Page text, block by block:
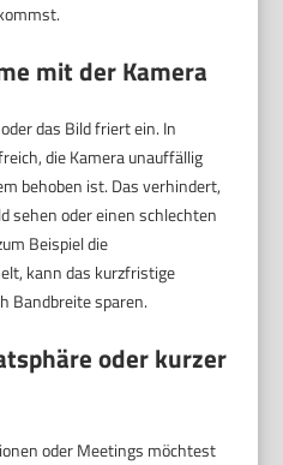
mit der Kamera
das Bild friert ein. In
die Kamera unauffällig
behoben ist. Das verhindert,
sehen oder einen schlechten
Beispiel die
kann das kurzfristige
Bandbreite sparen.
oder kurzer
oder Meetings möchtest